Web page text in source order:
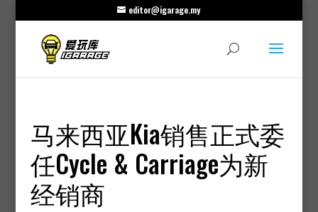
editor@igarage.my
马来西亚Kia销售正式委
任Cycle & Carriage为新
经销商